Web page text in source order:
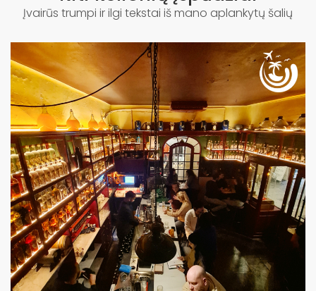
Įvairūs trumpi ir ilgi tekstai iš mano aplankytų šalių